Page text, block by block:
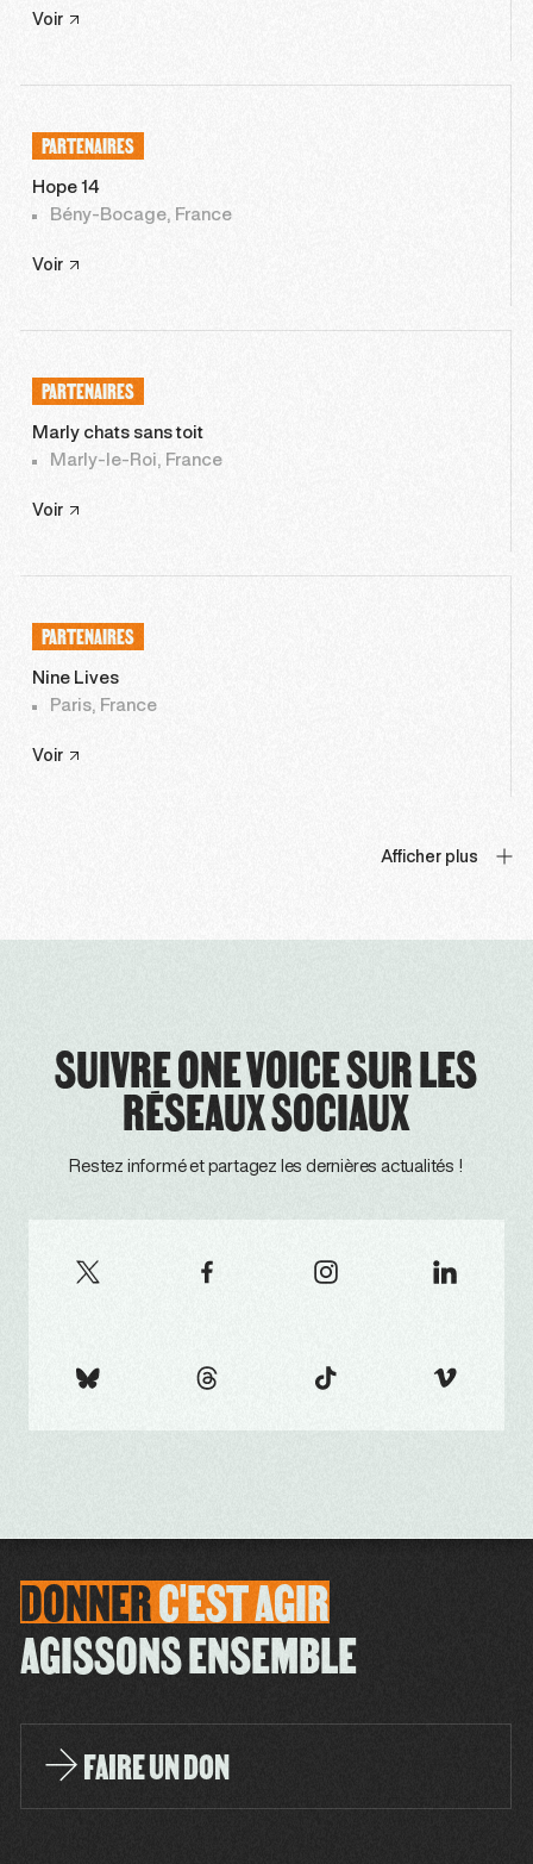
Voir
PARTENAIRES
Hope 14
Bény-Bocage, France
Voir
PARTENAIRES
Marly chats sans toit
Marly-le-Roi, France
Voir
PARTENAIRES
Nine Lives
Paris, France
Voir
Afficher plus
SUIVRE ONE VOICE SUR LES
RÉSEAUX SOCIAUX
Restez informé et partagez les dernières actualités !
DONNERC'ESTAGIR
AGISSONS ENSEMBLE
FAIRE UN DON